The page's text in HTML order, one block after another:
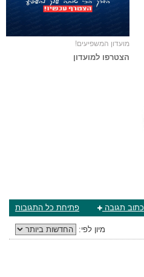
מועדון המשפיעים!
הצטרפו למועדון
פתיחת כל התגובות כתוב תגובה
מיון לפי: